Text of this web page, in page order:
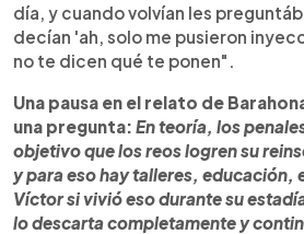
día, y cuando volvían les
decían 'ah, solo me pusieron
no te dicen qué te ponen".
Una pausa en el relato de
una pregunta: En teoría, los
objetivo que los reos logren su
y para eso hay talleres, educación,
Víctor si vivió eso durante su
lo descarta completamente y